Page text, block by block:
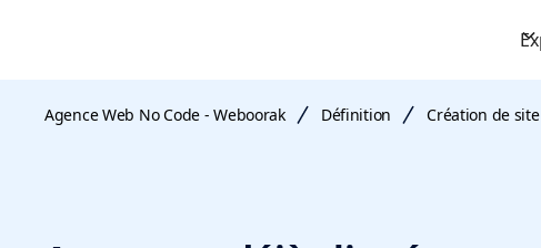
Agence Web No Code - Weboorak Définition Création de